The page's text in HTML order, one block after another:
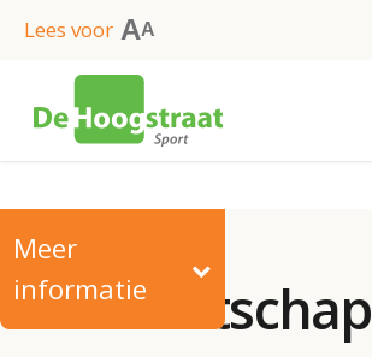
Skip
main
Lees voor AA
Meer
informatie
Lidmaatschap